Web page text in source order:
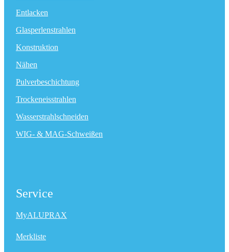
Entlacken
Glasperlenstrahlen
Konstruktion
Nähen
Pulverbeschichtung
Trockeneisstrahlen
Wasserstrahlschneiden
WIG- & MAG-Schweißen
Service
MyALUPRAX
Merkliste